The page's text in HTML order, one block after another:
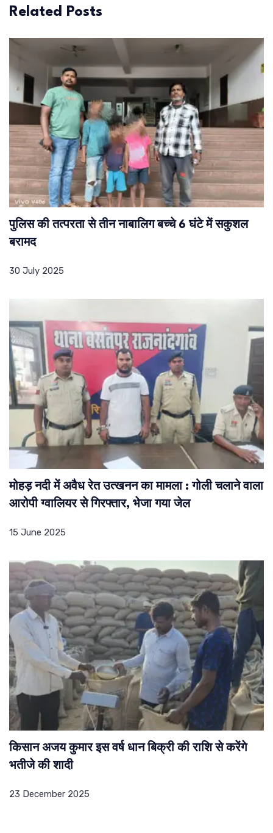
Related Posts
पुलिस की तत्परता से तीन नाबालिग बच्चे 6 घंटे में सकुशल
बरामद
30 July 2025
मोहड़ नदी में अवैध रेत उत्खनन का मामला : गोली चलाने वाला
आरोपी ग्वालियर से गिरफ्तार, भेजा गया जेल
15 June 2025
किसान अजय कुमार इस वर्ष धान बिक्री की राशि से करेंगे
भतीजे की शादी
23 December 2025